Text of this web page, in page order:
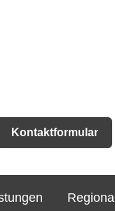
Kontaktformular
Regional